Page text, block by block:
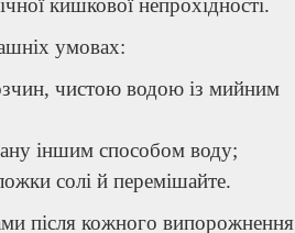
кишкової непрохідності.
умовах:
чистою водою із мийним
іншим способом воду;
солі й перемішайте.
після кожного випорожнення